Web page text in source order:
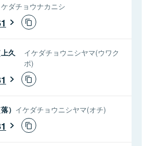
ダチョウナカニシ
久
イケダチョウニシヤマ(ウワク
ボ)
） イケダチョウニシヤマ(オチ)